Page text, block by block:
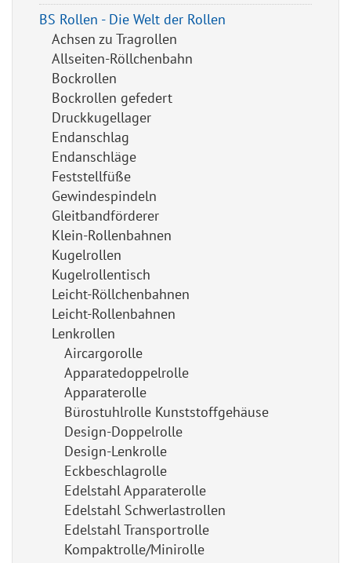
BS Rollen - Die Welt der Rollen
Achsen zu Tragrollen
Allseiten-Röllchenbahn
Bockrollen
Bockrollen gefedert
Druckkugellager
Endanschlag
Endanschläge
Feststellfüße
Gewindespindeln
Gleitbandförderer
Klein-Rollenbahnen
Kugelrollen
Kugelrollentisch
Leicht-Röllchenbahnen
Leicht-Rollenbahnen
Lenkrollen
Aircargorolle
Apparatedoppelrolle
Apparaterolle
Bürostuhlrolle Kunststoffgehäuse
Design-Doppelrolle
Design-Lenkrolle
Eckbeschlagrolle
Edelstahl Apparaterolle
Edelstahl Schwerlastrollen
Edelstahl Transportrolle
Kompaktrolle/Minirolle